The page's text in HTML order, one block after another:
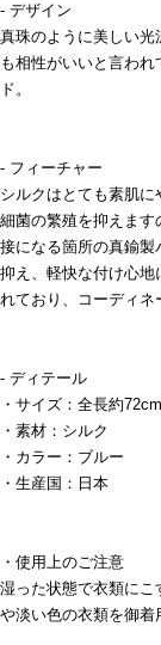
- デザイン
真珠のように美しい光
も相性がいいと言わ
ド。
- フィーチャー
シルクはとても素肌に
細菌の繁殖を抑えます
接になる箇所の真鍮製
抑え、軽快な付け心地
れており、コーディネ
- ディテール
・サイズ：全長約72cm
・素材：シルク
・カラー：ブルー
・生産国：日本
・使用上のご注意
湿った状態で衣類にこ
や淡い色の衣類を御着